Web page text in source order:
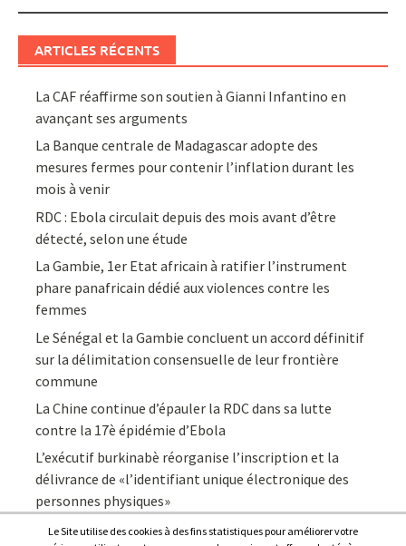
ARTICLES RÉCENTS
La CAF réaffirme son soutien à Gianni Infantino en
avançant ses arguments
La Banque centrale de Madagascar adopte des
mesures fermes pour contenir l’inflation durant les
mois à venir
RDC : Ebola circulait depuis des mois avant d’être
détecté, selon une étude
La Gambie, 1er Etat africain à ratifier l’instrument
phare panafricain dédié aux violences contre les
femmes
Le Sénégal et la Gambie concluent un accord définitif
sur la délimitation consensuelle de leur frontière
commune
La Chine continue d’épauler la RDC dans sa lutte
contre la 17è épidémie d’Ebola
L’exécutif burkinabè réorganise l’inscription et la
délivrance de «l’identifiant unique électronique des
personnes physiques»
Le Site utilise des cookies à des fins statistiques pour améliorer votre